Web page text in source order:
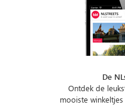
De
Ontdek de
mooiste